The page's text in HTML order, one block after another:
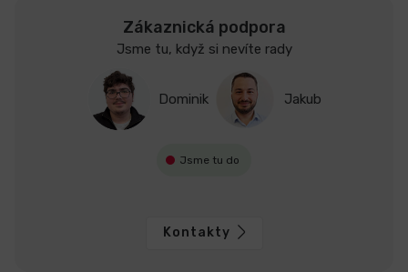
Zákaznická podpora
Jsme tu, když si nevíte rady
Dominik Jakub
Jsme tu do
Kontakty